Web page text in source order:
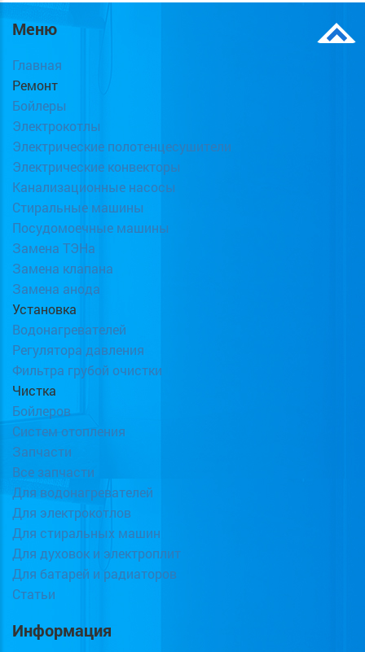
Меню
Главная
Ремонт
Бойлеры
Электрокотлы
Электрические полотенцесушители
Электрические конвекторы
Канализационные насосы
Стиральные машины
Посудомоечные машины
Замена ТЭНа
Замена клапана
Замена анода
Установка
Водонагревателей
Регулятора давления
Фильтра грубой очистки
Чистка
Бойлеров
Систем отопления
Запчасти
Все запчасти
Для водонагревателей
Для электрокотлов
Для стиральных машин
Для духовок и электроплит
Для батарей и радиаторов
Статьи
Информация